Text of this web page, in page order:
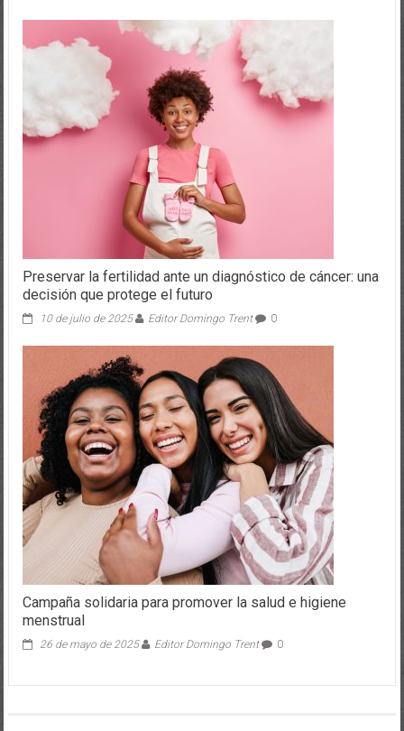
Preservar la fertilidad ante un diagnóstico de cáncer: una
decisión que protege el futuro
10 de julio de 2025 Editor Domingo Trent 0
Campaña solidaria para promover la salud e higiene
menstrual
26 de mayo de 2025 Editor Domingo Trent 0